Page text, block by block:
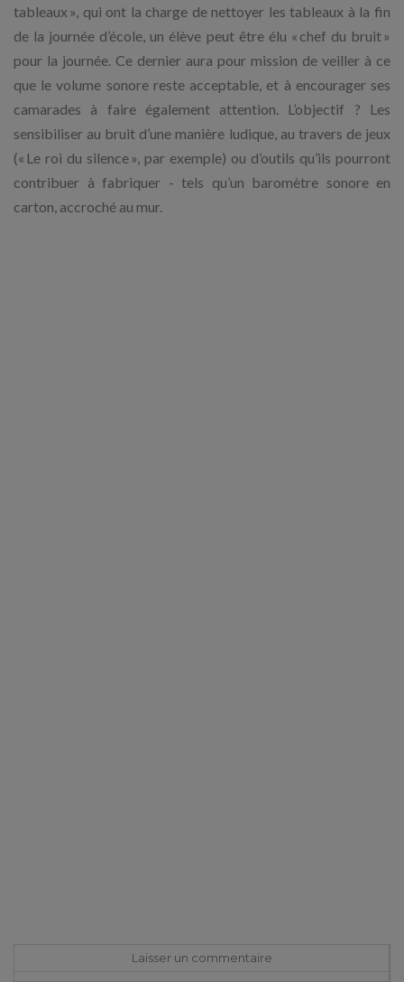
tableaux », qui ont la charge de nettoyer les tableaux à la fin
de la journée d’école, un élève peut être élu « chef du bruit »
pour la journée. Ce dernier aura pour mission de veiller à ce
que le volume sonore reste acceptable, et à encourager ses
camarades à faire également attention. L’objectif ? Les
sensibiliser au bruit d’une manière ludique, au travers de jeux
(« Le roi du silence », par exemple) ou d’outils qu’ils pourront
contribuer à fabriquer - tels qu’un baromètre sonore en
carton, accroché au mur.
Laisser un commentaire